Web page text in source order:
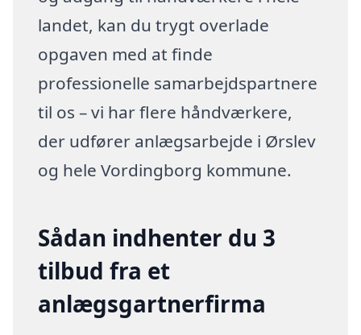
landet, kan du trygt overlade
opgaven med at finde
professionelle samarbejdspartnere
til os – vi har flere håndværkere,
der udfører anlægsarbejde i Ørslev
og hele Vordingborg kommune.
Sådan indhenter du 3
tilbud fra et
anlægsgartnerfirma